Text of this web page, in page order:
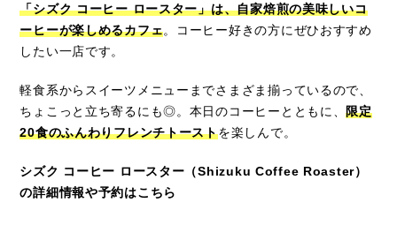
「シズク コーヒー ロースター」は、自家焙煎の美味しいコ
ーヒーが楽しめるカフェ。コーヒー好きの方にぜひおすすめ
したい一店です。
軽食系からスイーツメニューまでさまざま揃っているので、
ちょこっと立ち寄るにも◎。本日のコーヒーとともに、限定
20食のふんわりフレンチトーストを楽しんで。
シズク コーヒー ロースター（Shizuku Coffee Roaster）
の詳細情報や予約はこちら